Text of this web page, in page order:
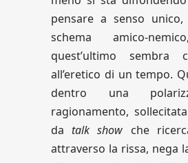
pensare a senso
schema amico-
quest’ultimo sembra
all’eretico di un tempo.
dentro una
ragionamento,
da talk show che
attraverso la rissa, nega